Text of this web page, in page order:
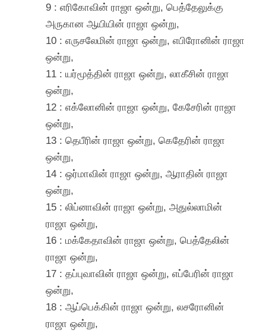
9 : எரிகோவின் ராஜா ஒன்று, பெத்தேலுக்கு
அருகான ஆயியின் ராஜா ஒன்று,
10 : எருசலேமின் ராஜா ஒன்று, எபிரோனின் ராஜா
ஒன்று,
11 : யர்மூத்தின் ராஜா ஒன்று, லாகீசின் ராஜா
ஒன்று,
12 : எக்லோனின் ராஜா ஒன்று, கேசேரின் ராஜா
ஒன்று,
13 : தெபீரின் ராஜா ஒன்று, கெதேரின் ராஜா
ஒன்று,
14 : ஒர்மாவின் ராஜா ஒன்று, ஆராதின் ராஜா
ஒன்று,
15 : லிப்னாவின் ராஜா ஒன்று, அதுல்லாமின்
ராஜா ஒன்று,
16 : மக்கேதாவின் ராஜா ஒன்று, பெத்தேலின்
ராஜா ஒன்று,
17 : தப்புவாவின் ராஜா ஒன்று, எப்பேரின் ராஜா
ஒன்று,
18 : ஆப்பெக்கின் ராஜா ஒன்று, லசரோனின்
ராஜா ஒன்று,